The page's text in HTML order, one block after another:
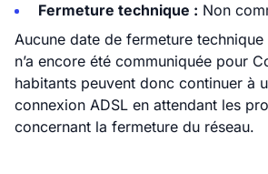
Fermeture technique : Non
Aucune date de fermeture
n’a encore été communiquée pour
habitants peuvent donc continuer à
connexion ADSL en attendant les
concernant la fermeture du réseau.